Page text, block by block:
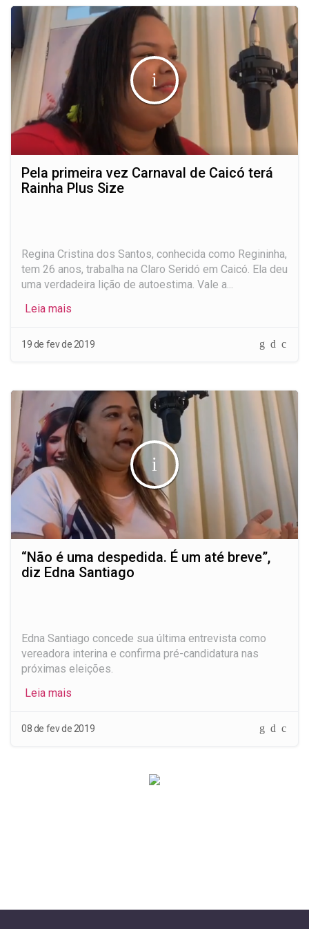
Pela primeira vez Carnaval de Caicó terá
Rainha Plus Size
Regina Cristina dos Santos, conhecida como Regininha,
tem 26 anos, trabalha na Claro Seridó em Caicó. Ela deu
uma verdadeira lição de autoestima. Vale a...
Leia mais
19 de fev de 2019
“Não é uma despedida. É um até breve”,
diz Edna Santiago
Edna Santiago concede sua última entrevista como
vereadora interina e confirma pré-candidatura nas
próximas eleições.
Leia mais
08 de fev de 2019